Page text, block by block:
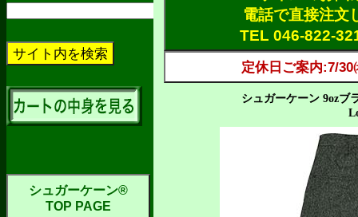
シュガーケーン®
TOP PAGE
電話で直接注文
TEL 046-822-
定休日ご案内:7/30
シュガーケーン 9ozブ